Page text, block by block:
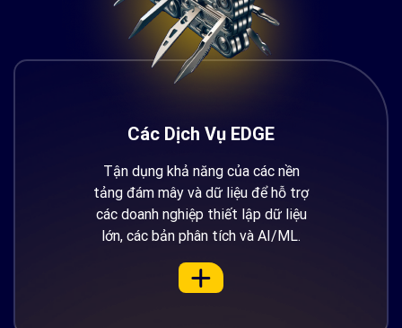
Các Dịch Vụ EDGE
Tận dụng khả năng của các nền
tảng đám mây và dữ liệu để hỗ trợ
các doanh nghiệp thiết lập dữ liệu
lớn, các bản phân tích và AI/ML.